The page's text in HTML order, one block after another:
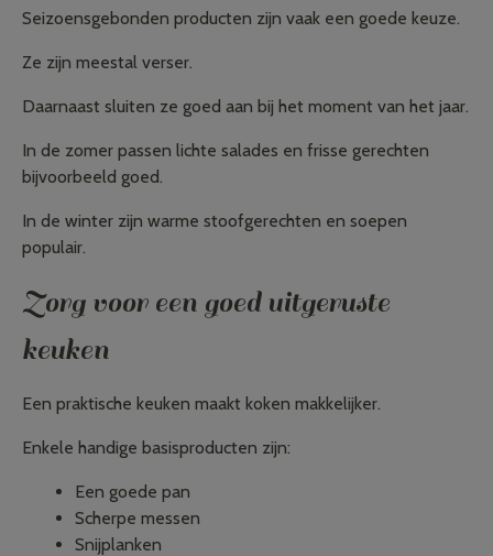
Seizoensgebonden producten zijn vaak een goede keuze.
Ze zijn meestal verser.
Daarnaast sluiten ze goed aan bij het moment van het jaar.
In de zomer passen lichte salades en frisse gerechten
bijvoorbeeld goed.
In de winter zijn warme stoofgerechten en soepen
populair.
Zorg voor een goed uitgeruste
keuken
Een praktische keuken maakt koken makkelijker.
Enkele handige basisproducten zijn:
Een goede pan
Scherpe messen
Snijplanken